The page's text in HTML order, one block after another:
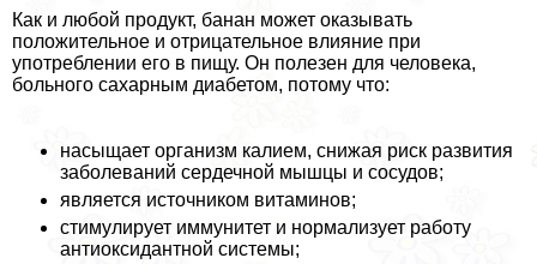
Как и любой продукт, банан может оказывать
положительное и отрицательное влияние при
употрeблении его в пищу. Он полезен для человека,
больного сахарным диабетом, потому что:
насыщает организм калием, снижая риск развития
заболеваний сердечной мышцы и сосудов;
является источником витаминов;
стимулирует иммунитет и нормализует работу
антиоксидантной системы;